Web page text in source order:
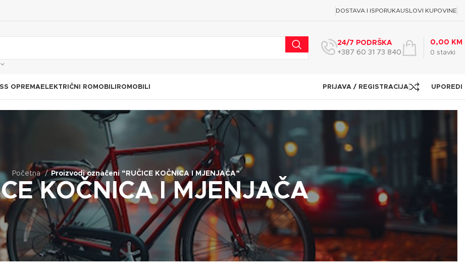
DOSTAVA I ISPORUKAUSLOVI KUPOVINE
24/7 PODRŠKA
+387 60 31 73 840
0 stavki
0,00 KM
OPREMA ELEKTRIČNI ROMOBILI ROMOBILI PRIJAVA / REGISTRACIJA UPOREDI
Početna Proizvodi označeni “RUČICE KOČNICA I MJENJAČA”
KOČNICA I MJENJAČA